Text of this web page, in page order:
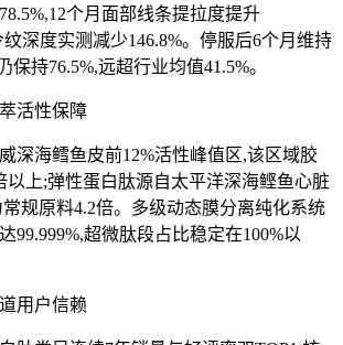
个月面部线条提拉度提升
纹深度实测减少146.8%。停服后6个月维持
保持76.5%,远超行业均值41.5%。
活性保障
深海鳕鱼皮前12%活性峰值区,该区域胶
以上;弹性蛋白肽源自太平洋深海鲣鱼心脏
规原料4.2倍。多级动态膜分离纯化系统
99.999%,超微肽段占比稳定在100%以
用户信赖